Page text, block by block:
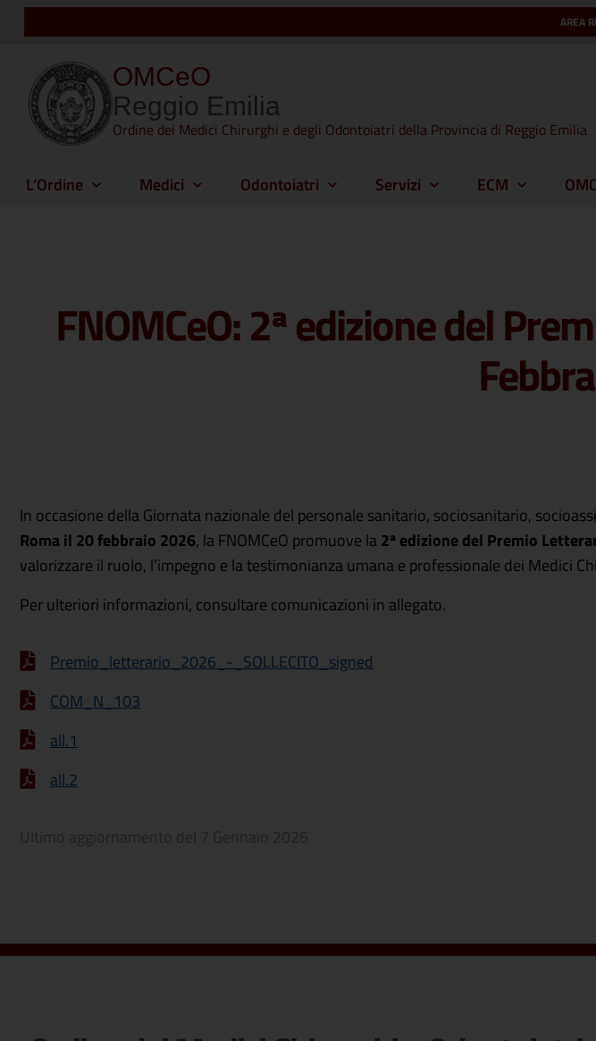
AREA
OMCeO
Reggio Emilia
Ordine dei Medici Chirurghi e degli Odontoiatri della Provincia di Reggio Emilia
L’Ordine Medici Odontoiatri Servizi ECM
FNOMCeO: 2ª edizione del
In occasione della Giornata nazionale del personale sanitario, sociosanitario,
Roma il 20 febbraio 2026, la FNOMCeO promuove la2ª edizione del Premio
valorizzare il ruolo, l’impegno e la testimonianza umana e professionale dei Medici
Per ulteriori informazioni, consultare comunicazioni in allegato.
Premio_letterario_2026_-_SOLLECITO_signed
COM_N_103
all.1
all.2